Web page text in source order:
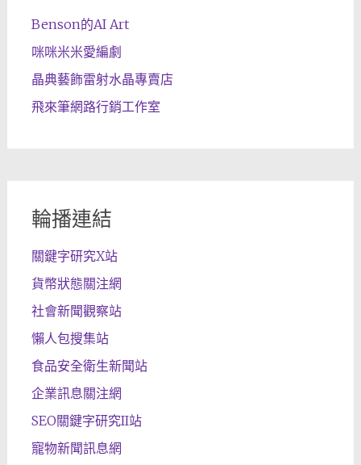
Benson的AI Art
咪咪米米愛編劇
晶典藝飾雷射水晶專賣店
飛來筆網路行銷工作室
輪播連結
關鍵字研究X站
貨幣狀態關注網
社會新聞觀察站
懶人包搜集站
食品安全衛生新聞站
企業訊息關注網
SEO關鍵字研究II站
寵物新聞訊息網